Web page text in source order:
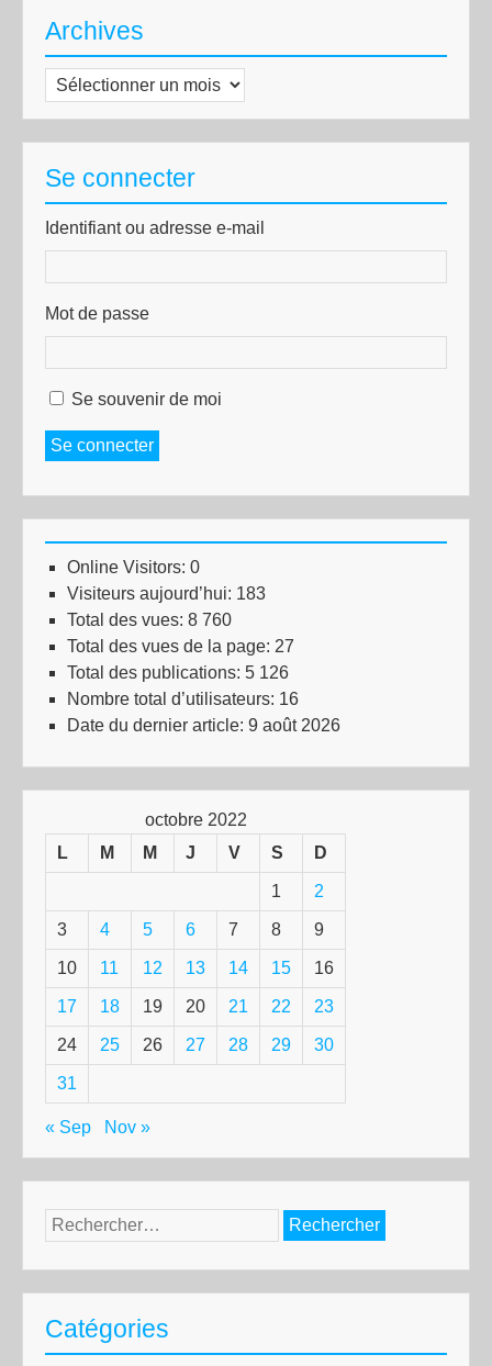
Archives
Archives
Se connecter
Identifiant ou adresse e-mail
Mot de passe
Se souvenir de moi
Se connecter
Online Visitors: 0
Visiteurs aujourd’hui: 183
Total des vues: 8 760
Total des vues de la page: 27
Total des publications: 5 126
Nombre total d’utilisateurs: 16
Date du dernier article: 9 août 2026
octobre 2022
L
M M J V S D
1 2
3 4 5 6 7 8 9
10 11 12 13 14 15 16
17 18 19 20 21 22 23
24 25 26 27 28 29 30
31
« Sep Nov »
Rechercher :
Catégories